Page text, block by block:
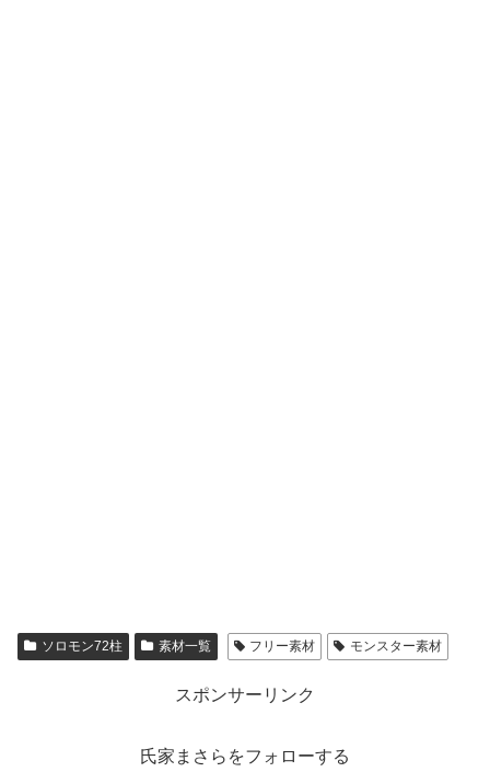
ソロモン72柱 素材一覧 フリー素材 モンスター素材
スポンサーリンク
氏家まさらをフォローする